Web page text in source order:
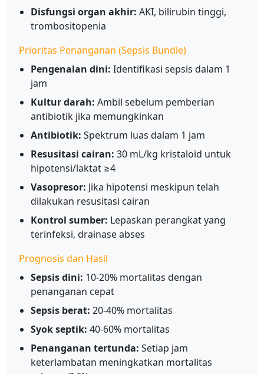
Disfungsi organ akhir: AKI, bilirubin tinggi,
trombositopenia
Prioritas Penanganan (Sepsis Bundle)
Pengenalan dini: Identifikasi sepsis dalam 1
jam
Kultur darah: Ambil sebelum pemberian
antibiotik jika memungkinkan
Antibiotik: Spektrum luas dalam 1 jam
Resusitasi cairan: 30 mL/kg kristaloid untuk
hipotensi/laktat ≥4
Vasopresor: Jika hipotensi meskipun telah
dilakukan resusitasi cairan
Kontrol sumber: Lepaskan perangkat yang
terinfeksi, drainase abses
Prognosis dan Hasil
Sepsis dini: 10-20% mortalitas dengan
penanganan cepat
Sepsis berat: 20-40% mortalitas
Syok septik: 40-60% mortalitas
Penanganan tertunda: Setiap jam
keterlambatan meningkatkan mortalitas